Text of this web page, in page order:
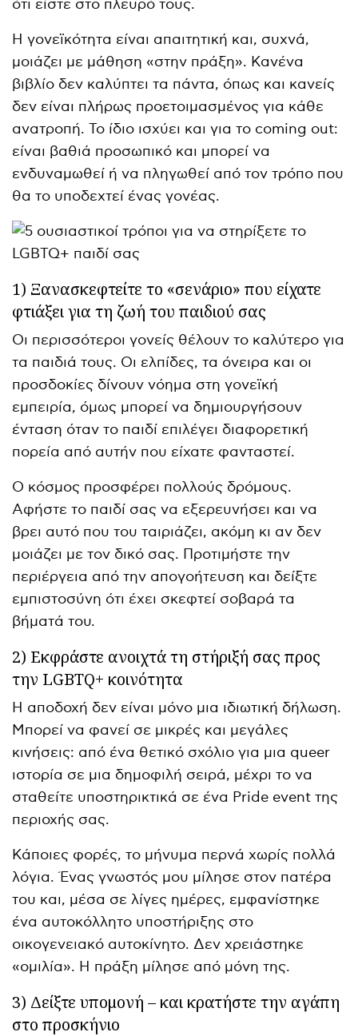
ότι είστε στο πλευρό τους.
Η γονεϊκότητα είναι απαιτητική και, συχνά,
μοιάζει με μάθηση «στην πράξη». Κανένα
βιβλίο δεν καλύπτει τα πάντα, όπως και κανείς
δεν είναι πλήρως προετοιμασμένος για κάθε
ανατροπή. Το ίδιο ισχύει και για το coming out:
είναι βαθιά προσωπικό και μπορεί να
ενδυναμωθεί ή να πληγωθεί από τον τρόπο που
θα το υποδεχτεί ένας γονέας.
1) Ξανασκεφτείτε το «σενάριο» που είχατε
φτιάξει για τη ζωή του παιδιού σας
Οι περισσότεροι γονείς θέλουν το καλύτερο για
τα παιδιά τους. Οι ελπίδες, τα όνειρα και οι
προσδοκίες δίνουν νόημα στη γονεϊκή
εμπειρία, όμως μπορεί να δημιουργήσουν
ένταση όταν το παιδί επιλέγει διαφορετική
πορεία από αυτήν που είχατε φανταστεί.
Ο κόσμος προσφέρει πολλούς δρόμους.
Αφήστε το παιδί σας να εξερευνήσει και να
βρει αυτό που του ταιριάζει, ακόμη κι αν δεν
μοιάζει με τον δικό σας. Προτιμήστε την
περιέργεια από την απογοήτευση και δείξτε
εμπιστοσύνη ότι έχει σκεφτεί σοβαρά τα
βήματά του.
2) Εκφράστε ανοιχτά τη στήριξή σας προς
την LGBTQ+ κοινότητα
Η αποδοχή δεν είναι μόνο μια ιδιωτική δήλωση.
Μπορεί να φανεί σε μικρές και μεγάλες
κινήσεις: από ένα θετικό σχόλιο για μια queer
ιστορία σε μια δημοφιλή σειρά, μέχρι το να
σταθείτε υποστηρικτικά σε ένα Pride event της
περιοχής σας.
Κάποιες φορές, το μήνυμα περνά χωρίς πολλά
λόγια. Ένας γνωστός μου μίλησε στον πατέρα
του και, μέσα σε λίγες ημέρες, εμφανίστηκε
ένα αυτοκόλλητο υποστήριξης στο
οικογενειακό αυτοκίνητο. Δεν χρειάστηκε
«ομιλία». Η πράξη μίλησε από μόνη της.
3) Δείξτε υπομονή – και κρατήστε την αγάπη
στο προσκήνιο